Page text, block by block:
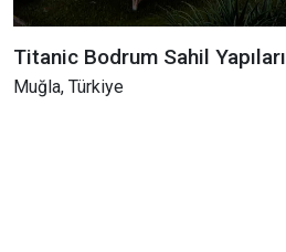
Titanic Bodrum Sahil Yapıları
Muğla, Türkiye